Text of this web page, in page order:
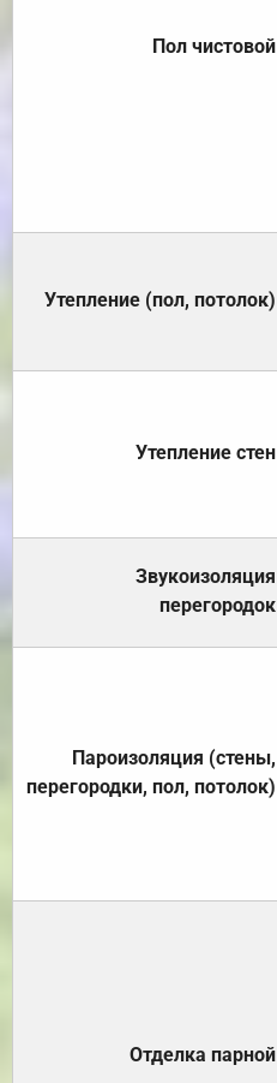
Пол чистовой
Утепление (пол, потолок)
Утепление стен
Звукоизоляция
перегородок
Пароизоляция (стены,
перегородки, пол, потолок)
Отделка парной